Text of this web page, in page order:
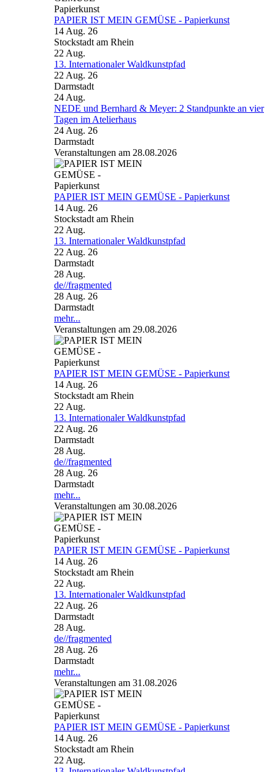
PAPIER IST MEIN GEMÜSE - Papierkunst
14 Aug. 26
Stockstadt am Rhein
22 Aug.
13. Internationaler Waldkunstpfad
22 Aug. 26
Darmstadt
24 Aug.
NEDE und Bernhard & Meyer: 2 Standpunkte an vier
Tagen im Atelierhaus
24 Aug. 26
Darmstadt
Veranstaltungen am 28.08.2026
PAPIER IST MEIN GEMÜSE - Papierkunst
14 Aug. 26
Stockstadt am Rhein
22 Aug.
13. Internationaler Waldkunstpfad
22 Aug. 26
Darmstadt
28 Aug.
de//fragmented
28 Aug. 26
Darmstadt
mehr...
Veranstaltungen am 29.08.2026
PAPIER IST MEIN GEMÜSE - Papierkunst
14 Aug. 26
Stockstadt am Rhein
22 Aug.
13. Internationaler Waldkunstpfad
22 Aug. 26
Darmstadt
28 Aug.
de//fragmented
28 Aug. 26
Darmstadt
mehr...
Veranstaltungen am 30.08.2026
PAPIER IST MEIN GEMÜSE - Papierkunst
14 Aug. 26
Stockstadt am Rhein
22 Aug.
13. Internationaler Waldkunstpfad
22 Aug. 26
Darmstadt
28 Aug.
de//fragmented
28 Aug. 26
Darmstadt
mehr...
Veranstaltungen am 31.08.2026
PAPIER IST MEIN GEMÜSE - Papierkunst
14 Aug. 26
Stockstadt am Rhein
22 Aug.